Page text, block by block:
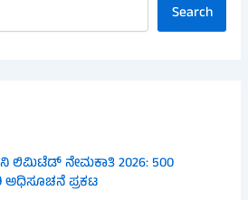
Search
ಲಿಮಿಟೆಡ್ ನೇಮಕಾತಿ 2026: 500
ಅಧಿಸೂಚನೆ ಪ್ರಕಟ